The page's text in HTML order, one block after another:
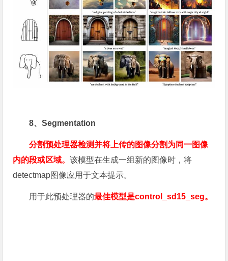
8、Segmentation
分割预处理器检测并将上传的图像分割为同一图像
内的段或区域。该模型在生成一组新的图像时，将
detectmap图像应用于文本提示。
用于此预处理器的最佳模型是control_sd15_seg。